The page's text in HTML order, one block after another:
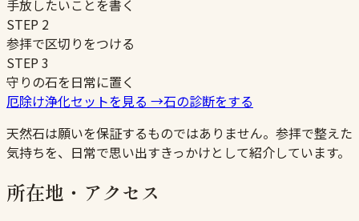
手放したいことを書く
STEP 2
参拝で区切りをつける
STEP3
守りの石を日常に置く
厄除け浄化セットを見る →石の診断をする
天然石は願いを保証するものではありません。参拝で整えた
気持ちを、日常で思い出すきっかけとして紹介しています。
所在地・アクセス